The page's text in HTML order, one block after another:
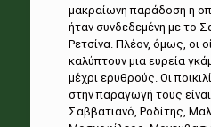
μακραίωνη παράδοση η
ήταν συνδεδεμένη με το
Ρετσίνα. Πλέον, όμως, οι
καλύπτουν μια ευρεία
μέχρι ερυθρούς. Οι
στην παραγωγή τους
Σαββατιανό, Ροδίτης,